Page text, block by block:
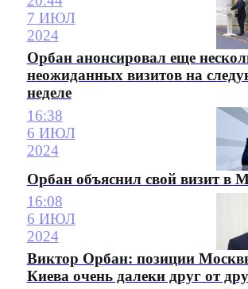
7 ИЮЛ
2024
Орбан анонсировал еще
неожиданных визитов на
неделе
16:38
6 ИЮЛ
2024
Орбан объяснил свой визит в
16:08
6 ИЮЛ
2024
Виктор Орбан: позиции
Киева очень далеки друг от